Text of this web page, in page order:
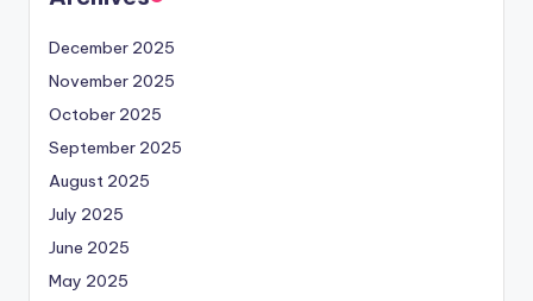
December 2025
November 2025
October 2025
September 2025
August 2025
July 2025
June 2025
May 2025